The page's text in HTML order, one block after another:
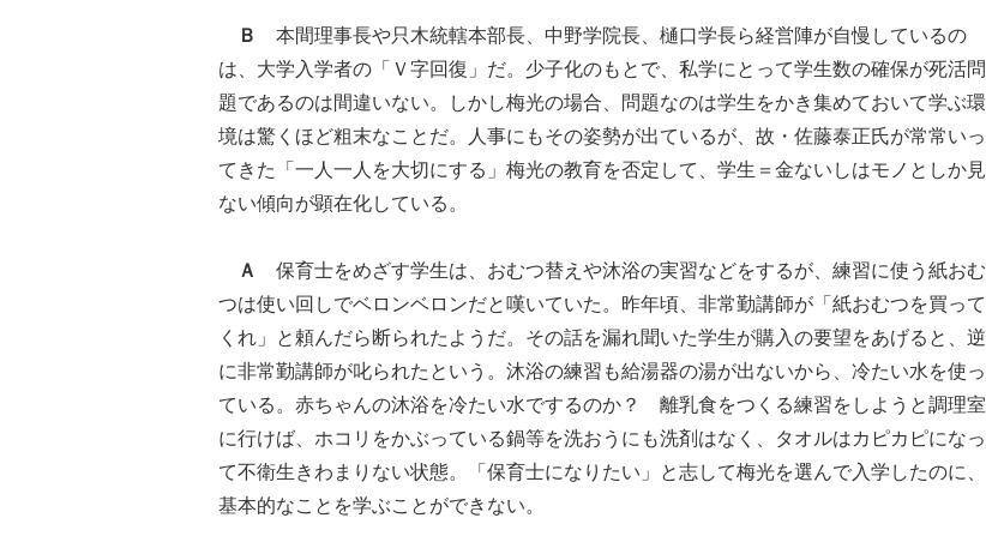
Ｂ
本間理事長や只木統轄本部長、中野学院長、樋口学長ら経営陣が自慢しているの
は、大学入学者の「Ｖ字回復」だ。少子化のもとで、私学にとって学生数の確保が死活問
題であるのは間違いない。しかし梅光の場合、問題なのは学生をかき集めておいて学ぶ環
境は驚くほど粗末なことだ。人事にもその姿勢が出ているが、故・佐藤泰正氏が常常いっ
てきた「一人一人を大切にする」梅光の教育を否定して、学生＝金ないしはモノとしか見
ない傾向が顕在化している。
Ａ 保育士をめざす学生は、おむつ替えや沐浴の実習などをするが、練習に使う紙おむ
つは使い回しでベロンベロンだと嘆いていた。昨年頃、非常勤講師が「紙おむつを買って
くれ」と頼んだら断られたようだ。その話を漏れ聞いた学生が購入の要望をあげると、逆
に非常勤講師が叱られたという。沐浴の練習も給湯器の湯が出ないから、冷たい水を使っ
ている。赤ちゃんの沐浴を冷たい水でするのか？ 離乳食をつくる練習をしようと調理室
に行けば、ホコリをかぶっている鍋等を洗おうにも洗剤はなく、タオルはカピカピになっ
て不衛生きわまりない状態。「保育士になりたい」と志して梅光を選んで入学したのに、
基本的なことを学ぶことができない。